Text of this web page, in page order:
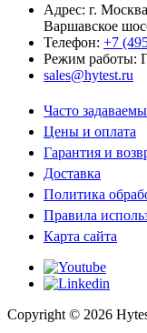
Адрес: г. Москва
Варшавское
Телефон: +7
Режим работы:
sales@hytest.ru
Часто
Цены и оплата
Гарантия и
Доставка
Политика
Правила
Карта сайта
Copyright © 2026